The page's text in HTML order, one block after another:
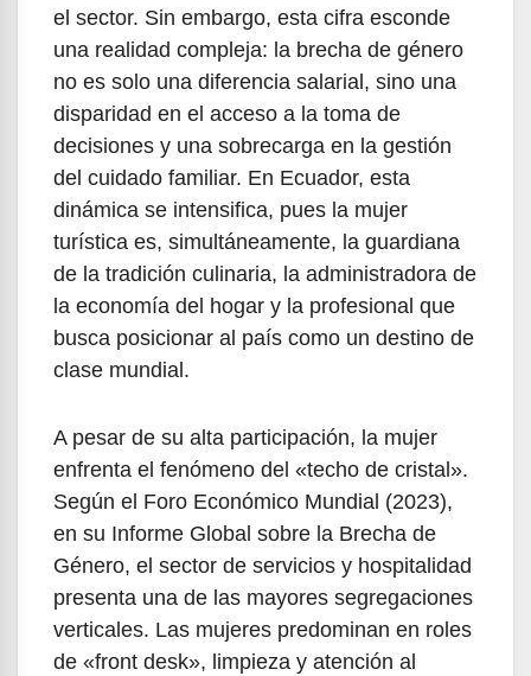
el sector. Sin embargo, esta cifra esconde
una realidad compleja: la brecha de género
no es solo una diferencia salarial, sino una
disparidad en el acceso a la toma de
decisiones y una sobrecarga en la gestión
del cuidado familiar. En Ecuador, esta
dinámica se intensifica, pues la mujer
turística es, simultáneamente, la guardiana
de la tradición culinaria, la administradora de
la economía del hogar y la profesional que
busca posicionar al país como un destino de
clase mundial.
A pesar de su alta participación, la mujer
enfrenta el fenómeno del «techo de cristal».
Según el Foro Económico Mundial (2023),
en su Informe Global sobre la Brecha de
Género, el sector de servicios y hospitalidad
presenta una de las mayores segregaciones
verticales. Las mujeres predominan en roles
de «front desk», limpieza y atención al